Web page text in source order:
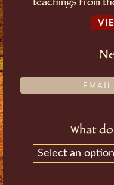
teachings from
What
Select an option